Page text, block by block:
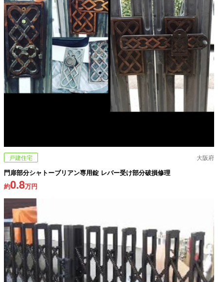
戸建住宅 大阪府
門扉部分シャトーブリアン専用錠 レバー受け部分破損修理
約0.8万円